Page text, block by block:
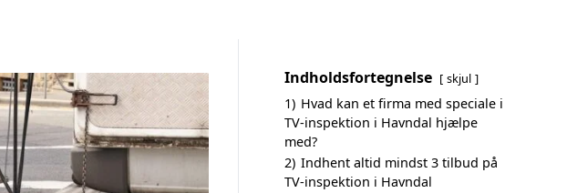
Indholdsfortegnelse skjul
1) Hvad kan et firma med speciale i
TV-inspektion i Havndal hjælpe
med?
2) Indhent altid mindst 3 tilbud på
TV-inspektion i Havndal